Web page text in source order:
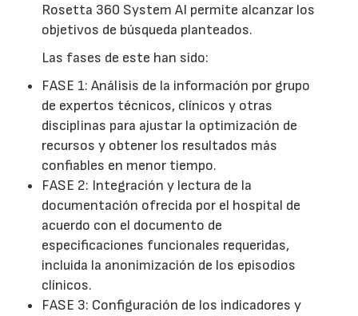
Rosetta 360 System AI permite alcanzar los
objetivos de búsqueda planteados.
Las fases de este han sido:
FASE 1: Análisis de la información por grupo
de expertos técnicos, clínicos y otras
disciplinas para ajustar la optimización de
recursos y obtener los resultados más
confiables en menor tiempo.
FASE 2: Integración y lectura de la
documentación ofrecida por el hospital de
acuerdo con el documento de
especificaciones funcionales requeridas,
incluida la anonimización de los episodios
clínicos.
FASE 3: Configuración de los indicadores y